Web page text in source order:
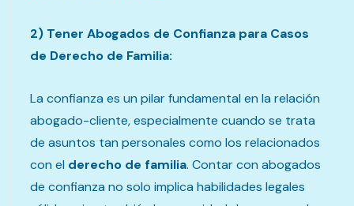
2) Tener Abogados de Confianza para Casos
de Derecho de Familia:
La confianza es un pilar fundamental en la relación
abogado-cliente, especialmente cuando se trata
de asuntos tan personales como los relacionados
con el derecho de familia. Contar con abogados
de confianza no solo implica habilidades legales